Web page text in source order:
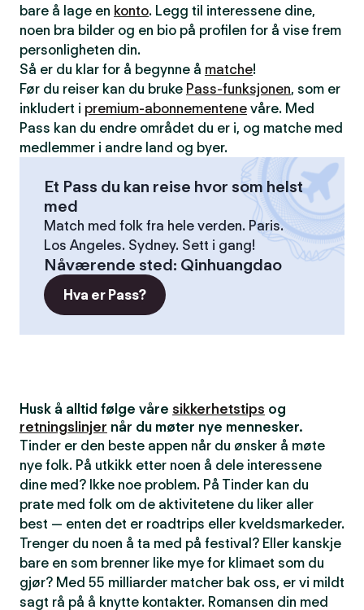
bare å lage en konto. Legg til interessene dine,
noen bra bilder og en bio på profilen for å vise frem
personligheten din.
Så er du klar for å begynne å matche!
Før du reiser kan du bruke Pass-funksjonen, som er
inkludert i premium-abonnementene våre. Med
Pass kan du endre området du er i, og matche med
medlemmer i andre land og byer.
Et Pass du kan reise hvor som helst
med
Match med folk fra hele verden. Paris.
Los Angeles. Sydney. Sett i gang!
Nåværende sted: Qinhuangdao
Hva er Pass?
Husk å alltid følge våre sikkerhetstips og
retningslinjer når du møter nye mennesker.
Tinder er den beste appen når du ønsker å møte
nye folk. På utkikk etter noen å dele interessene
dine med? Ikke noe problem. På Tinder kan du
prate med folk om de aktivitetene du liker aller
best — enten det er roadtrips eller kveldsmarkeder.
Trenger du noen å ta med på festival? Eller kanskje
bare en som brenner like mye for klimaet som du
gjør? Med 55 milliarder matcher bak oss, er vi mildt
sagt rå på å knytte kontakter. Romansen din med